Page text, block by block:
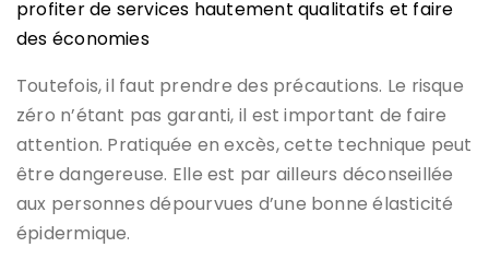
profiter de services hautement qualitatifs et faire
des économies
Toutefois, il faut prendre des précautions. Le risque
zéro n’étant pas garanti, il est important de faire
attention. Pratiquée en excès, cette technique peut
être dangereuse. Elle est par ailleurs déconseillée
aux personnes dépourvues d’une bonne élasticité
épidermique.